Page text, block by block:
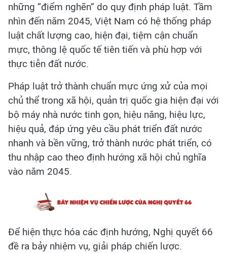
những “điểm nghẽn” do quy định pháp luật. Tầm
nhìn đến năm 2045, Việt Nam có hệ thống pháp
luật chất lượng cao, hiện đại, tiệm cận chuẩn
mực, thông lệ quốc tế tiên tiến và phù hợp với
thực tiễn đất nước.
Pháp luật trở thành chuẩn mực ứng xử của mọi
chủ thể trong xã hội, quản trị quốc gia hiện đại với
bộ máy nhà nước tinh gọn, hiệu năng, hiệu lực,
hiệu quả, đáp ứng yêu cầu phát triển đất nước
nhanh và bền vững, trở thành nước phát triển, có
thu nhập cao theo định hướng xã hội chủ nghĩa
vào năm 2045.
Để hiện thực hóa các định hướng, Nghị quyết 66
đề ra bảy nhiệm vụ, giải pháp chiến lược.